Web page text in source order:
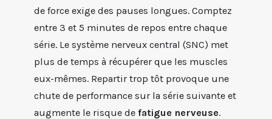
de force exige des pauses longues. Comptez
entre 3 et 5 minutes de repos entre chaque
série. Le système nerveux central (SNC) met
plus de temps à récupérer que les muscles
eux-mêmes. Repartir trop tôt provoque une
chute de performance sur la série suivante et
augmente le risque de fatigue nerveuse.